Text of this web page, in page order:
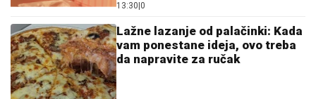
13:30 0
Lažne lazanje od palačinki: Kada
vam ponestane ideja, ovo treba
da napravite za ručak